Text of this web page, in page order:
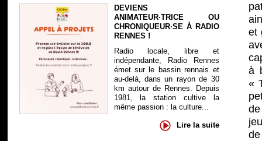
DEVIENS
ANIMATEUR·TRICE OU
CHRONIQUEUR·SE À RADIO
RENNES !
Radio locale, libre et
indépendante, Radio Rennes
émet sur le bassin rennais et
au-delà, dans un rayon de 30
km autour de Rennes. Depuis
1981, la station cultive la
même passion : la culture...
Lire la suite
et
à
«